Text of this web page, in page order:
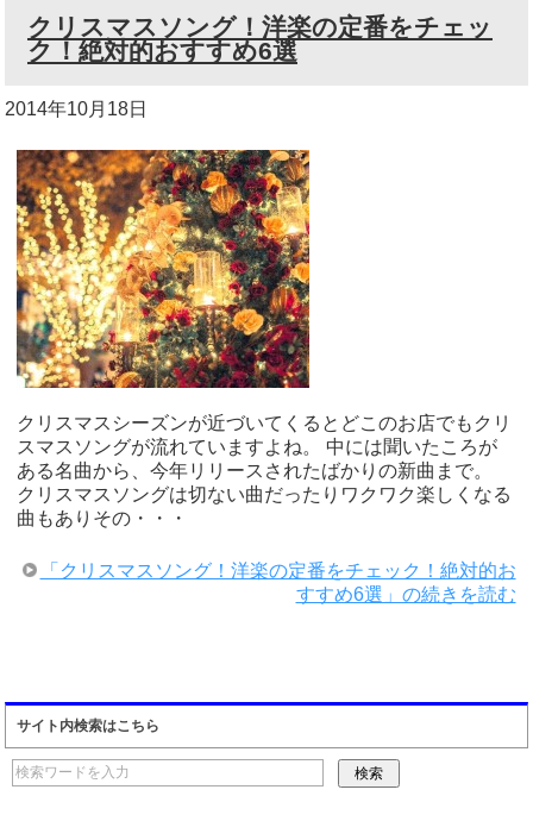
クリスマスソング！洋楽の定番をチェッ
ク！絶対的おすすめ6選
2014年10月18日
クリスマスシーズンが近づいてくるとどこのお店でもクリ
スマスソングが流れていますよね。 中には聞いたころが
ある名曲から、今年リリースされたばかりの新曲まで。
クリスマスソングは切ない曲だったりワクワク楽しくなる
曲もありその・・・
「クリスマスソング！洋楽の定番をチェック！絶対的お
すすめ6選」の続きを読む
サイト内検索はこちら